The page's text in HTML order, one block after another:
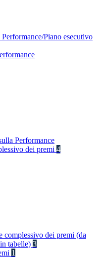
Piano esecutivo
Performance
dei premi 4
complessivo dei premi (da
tabelle) 3
1